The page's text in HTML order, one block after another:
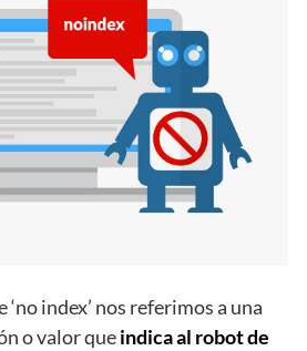
index’ nos referimos a una
o valor queindica al robot de